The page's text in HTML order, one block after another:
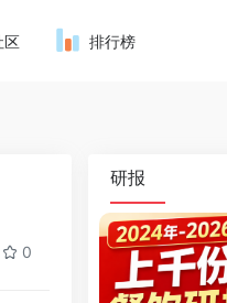
区 排行榜
0
研报